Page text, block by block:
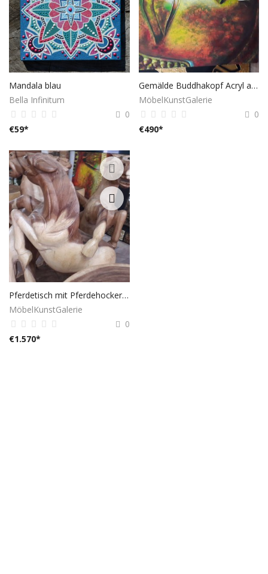
Mandala blau
Bella Infinitum
0
€59*
Gemälde Buddhakopf Acryl auf Leinwand
MöbelKunstGalerie
0
€490*
Pferdetisch mit Pferdehockern - handgeschnitzt
MöbelKunstGalerie
0
€1.570*